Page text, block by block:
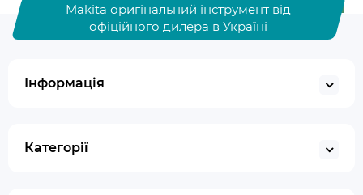
Makita оригінальний інструмент від
офіційного дилера в Україні
Інформація
Категорії